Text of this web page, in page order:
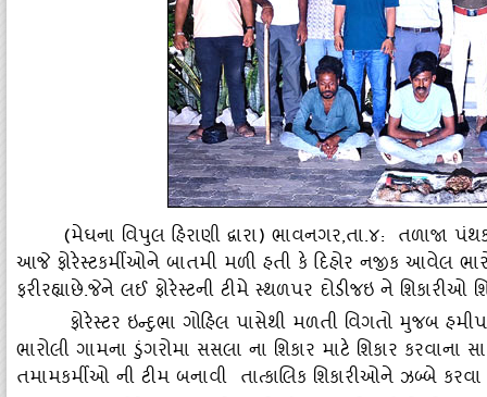
(મેઘના વિપુલ હિરાણી દ્વારા) ભાવનગર,તા.૪: તળાજા
આજે ફોરેસ્‍ટકર્મીઓને બાતમી મળી હતી કે દિહોર નજીક આવેલ
ફરીરહ્યાછે.જેને લઈ ફોરેસ્‍ટની ટીમે સ્‍થળપર દોડીજઇ ને શિકારીઓ
ફોરેસ્‍ટર ઇન્‍દુભા ગોહિલ પાસેથી મળતી વિગતો મુજબ
ભારોલી ગામના ડુંગરોમા સસલા ના શિકાર માટે શિકાર
તમામકર્મીઓ ની ટીમ બનાવી તાત્‍કાલિક શિકારીઓને ઝબ્‍બે